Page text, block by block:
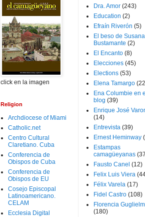
click en la imagen
Religion
Archdiocese of Miami
Catholic.net
Centro Cultural
Claretiano. Cuba
Conferencia de
Obispos de Cuba
Conferencia de
Obispos de EU
Cosejo Episcopal
Latinoamericano.
CELAM
Ecclesia Digital
Dra. Amor (243)
Education (2)
Efraín Riverón (5)
El beso de Susana
Bustamante (2)
El Encanto (8)
Elecciones (45)
Elections (53)
Elena Tamargo
Ena Columbie en el
blog (39)
Enrique José
(14)
Entrevista (39)
Ernest Heminway
Estampas
camagüeyanas
Fausto Canel (12)
Felix Luis Viera
Félix Varela (17)
Fidel Castro (108)
Florencia
(180)